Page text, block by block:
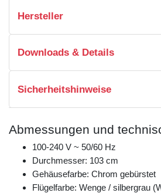
Hersteller
Downloads & Details
Sicherheitshinweise
Abmessungen und
100-240 V ~ 50/60 Hz
Durchmesser: 103 cm
Gehäusefarbe: Chrom gebürstet
Flügelfarbe: Wenge / silbergrau